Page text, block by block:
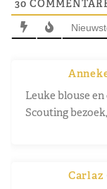
30
Leuke blouse
Scouting
Carlaz